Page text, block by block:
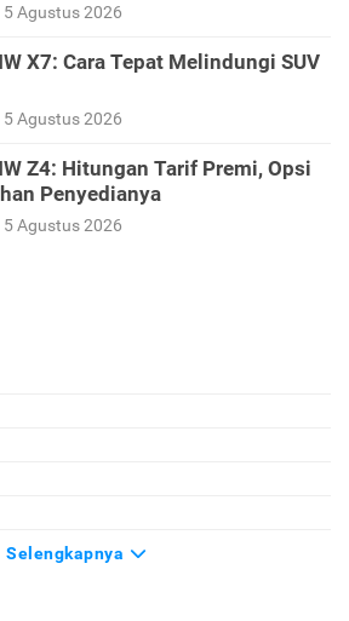
5 Agustus 2026
X7: Cara Tepat Melindungi SUV
5 Agustus 2026
Z4: Hitungan Tarif Premi, Opsi
Penyedianya
5 Agustus 2026
Selengkapnya